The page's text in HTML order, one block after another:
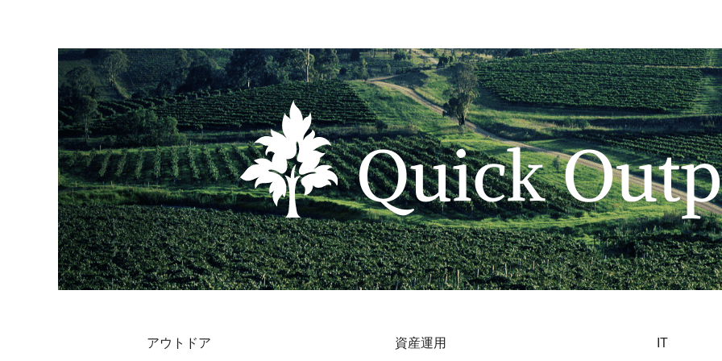
アウトドア 資産運用 IT